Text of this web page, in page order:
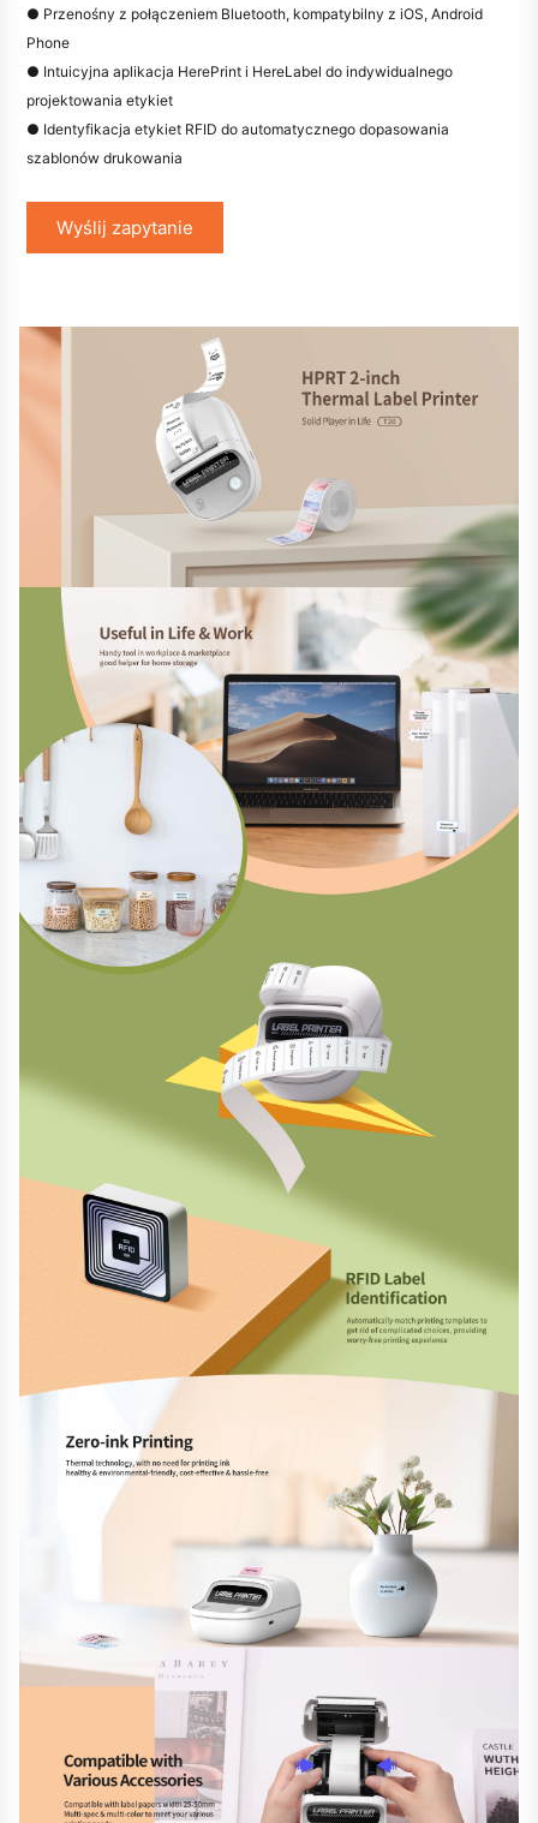
● Przenośny z połączeniem Bluetooth, kompatybilny z iOS, Android
Phone
● Intuicyjna aplikacja HerePrint i HereLabel do indywidualnego
projektowania etykiet
● Identyfikacja etykiet RFID do automatycznego dopasowania
szablonów drukowania
Wyślij zapytanie